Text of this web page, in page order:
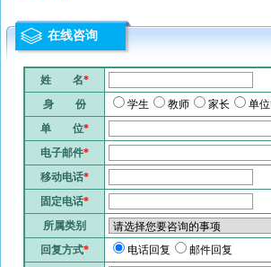
在线咨询
姓 名*
身 份
学生 教师 家长 单
单 位*
电子邮件*
移动电话*
固定电话*
所属类别
回复方式* 电话回复
邮件回复